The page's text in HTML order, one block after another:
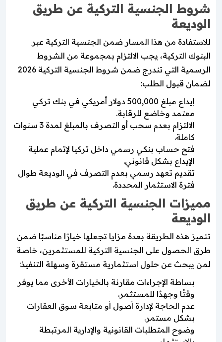
شروط الجنسية التركية عن طريق
الوديعة
للاستفادة من هذا المسار ضمن الجنسية التركية عبر
البنوك التركية، يجب الالتزام بمجموعة من الشروط
الرسمية التي تندرج ضمن شروط الجنسية التركية 2026
لضمان قبول الطلب:
إيداع مبلغ 500,000 دولار أمريكي في بنك تركي
معتمد وخاضع للرقابة.
الالتزام بعدم سحب أو التصرف بالمبلغ لمدة 3 سنوات
كاملة.
فتح حساب بنكي رسمي داخل تركيا لإتمام عملية
الإيداع بشكل قانوني.
تقديم تعهد رسمي بعدم التصرف في الوديعة طوال
فترة الاستثمار المحددة.
مميزات الجنسية التركية عن طريق
الوديعة
تتميز هذه الطريقة بعدة مزايا تجعلها خيارًا مناسبًا ضمن
طرق الحصول على الجنسية التركية للمستثمرين، خاصة
لمن يبحث عن حلول استثمارية مستقرة وسهلة التنفيذ:
بساطة الإجراءات مقارنة بالخيارات الأخرى مما يوفر
وقتًا وجهدًا للمستثمر.
عدم الحاجة لإدارة أصول أو متابعة سوق العقارات
بشكل مستمر.
وضوح المتطلبات القانونية والإدارية المرتبطة